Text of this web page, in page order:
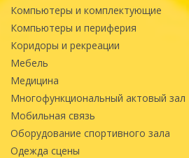
Компьютеры и комплектующие
Компьютеры и периферия
Коридоры и рекреации
Мебель
Медицина
Многофункциональный актовый зал
Мобильная связь
Оборудование спортивного зала
Одежда сцены